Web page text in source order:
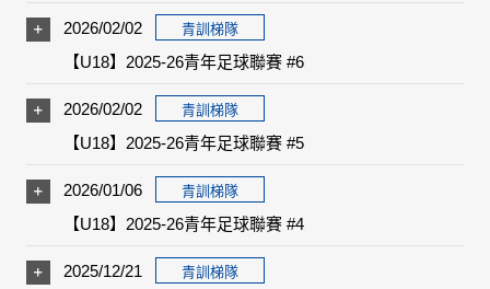
2026/02/02 青訓梯隊
【U18】2025-26青年足球聯賽 #6
2026/02/02 青訓梯隊
【U18】2025-26青年足球聯賽 #5
2026/01/06 青訓梯隊
【U18】2025-26青年足球聯賽 #4
2025/12/21 青訓梯隊